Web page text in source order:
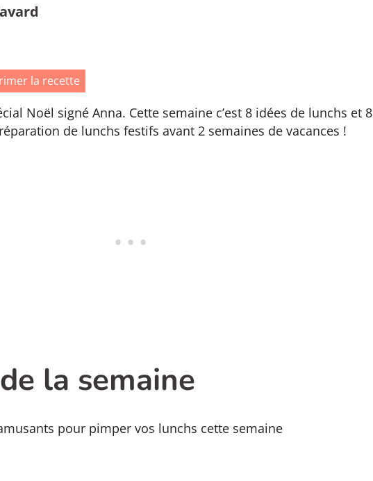
la recette
Noël signé Anna. Cette semaine c’est 8 idées de lunchs et 8
de lunchs festifs avant 2 semaines de vacances !
la semaine
pour pimper vos lunchs cette semaine